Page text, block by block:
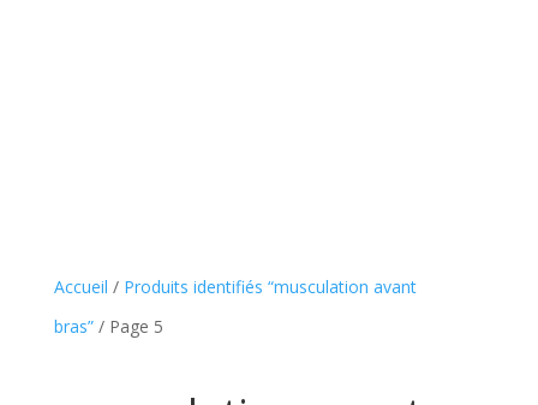
Accueil / Produits identifiés “musculation avant
bras”/ Page 5